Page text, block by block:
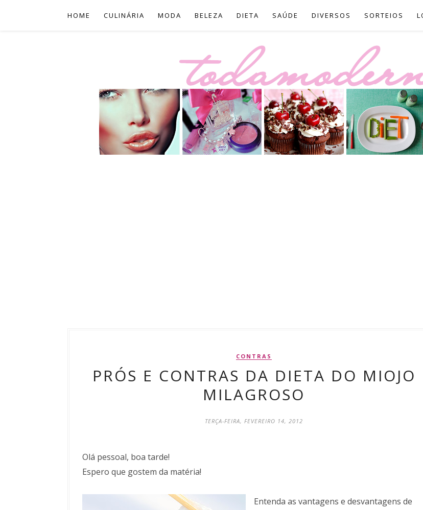
HOME CULINÁRIA MODA BELEZA DIETA SAÚDE DIVERSOS SORTEIOS
CONTRAS
PRÓS E CONTRAS DA DIETA DO MIOJO
MILAGROSO
TERÇA-FEIRA, FEVEREIRO 14, 2012
Olá pessoal, boa tarde!
Espero que gostem da matéria!
Entenda as vantagens e desvantagens de